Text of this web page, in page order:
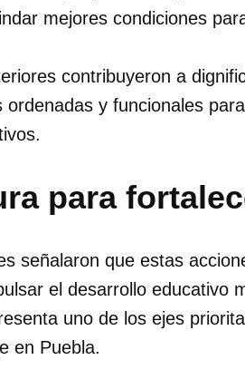
mejores condiciones
contribuyeron a
y funcionales
para
señalaron que estas
el desarrollo educativo
uno de los ejes
en Puebla.